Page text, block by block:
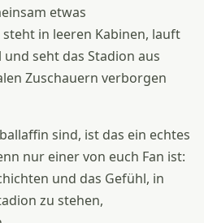
etwas
in leeren Kabinen, lauft
seht das Stadion aus
Zuschauern verborgen
sind, ist das ein echtes
nur einer von euch Fan ist:
und das Gefühl, in
zu stehen,